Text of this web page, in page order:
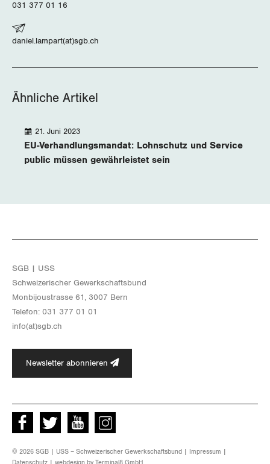
031 377 01 16
daniel.lampart(at)sgb.ch
Ähnliche Artikel
EU-Verhandlungsmandat: Lohnschutz und Service
public müssen gewährleistet sein
21. Juni 2023
SGB | USS
Schwei­ze­ri­scher Ge­werk­schafts­bund
Mon­bi­joustras­se 61, 3007 Bern
Te­le­fon: 031 377 01 01
info(at)​sgb.​ch
Newsletter abonnieren
Facebook Twitter Youtube instagram
© 2026 SGB | USS – Schweizerischer Gewerkschaftsbund | Impressum
Datenschutz | webdesign by Terminal8 GmbH